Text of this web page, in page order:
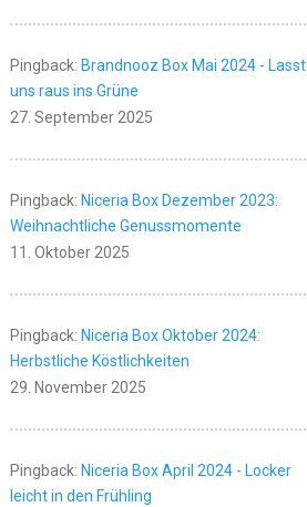
Pingback: Brandnooz Box Mai 2024 - Lasst
uns raus ins Grüne
27. September 2025
Pingback: Niceria Box Dezember 2023:
Weihnachtliche Genussmomente
11. Oktober 2025
Pingback: Niceria Box Oktober 2024:
Herbstliche Köstlichkeiten
29. November 2025
Pingback: Niceria Box April 2024 - Locker
leicht in den Frühling